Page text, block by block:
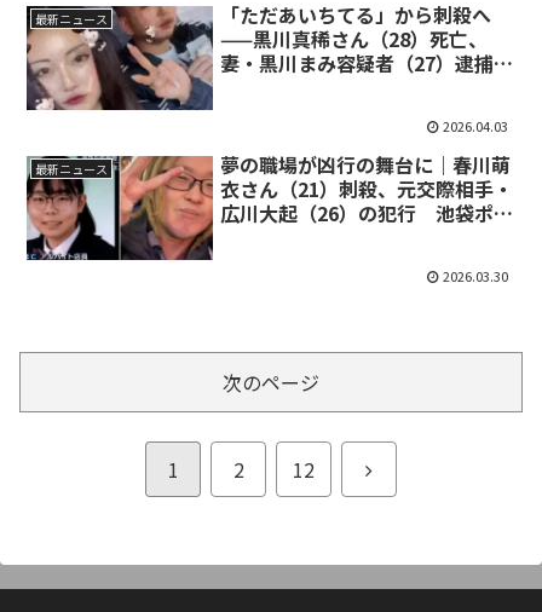
最新ニュース
「ただあいちてる」から刺殺へ
——黒川真稀さん（28）死亡、
妻・黒川まみ容疑者（27）逮捕
2026.04.03
最新ニュース
夢の職場が凶行の舞台に｜春川萌
衣さん（21）刺殺、元交際相手・
広川大起（26）の犯行 池袋ポケ
2026.03.30
次のページ
1 2 12
次